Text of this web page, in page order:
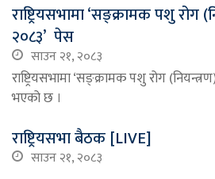
राष्ट्रियसभामा ‘सङ्क्रामक पशु रोग
२०८३’ पेस
साउन २१, २०८३
राष्ट्रियसभामा ‘सङ्क्रामक पशु रोग
भएको छ ।
राष्ट्रियसभा बैठक [LIVE]
साउन २१, २०८३